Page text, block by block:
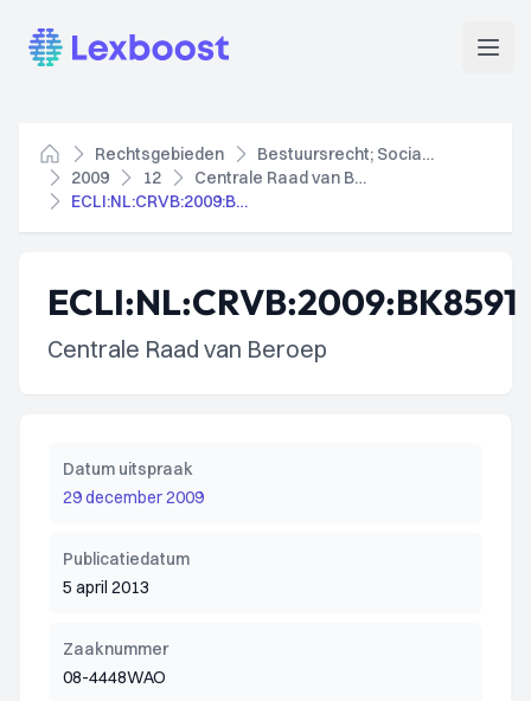
Lexboost
Home
Rechtsgebieden
Bestuursrecht; Socialezekerheidsrecht
2009
12
Centrale Raad van Beroep
ECLI:NL:CRVB:2009:BK8591
ECLI:NL:CRVB:2009:BK8591
Centrale Raad van Beroep
Datum uitspraak
29 december 2009
Publicatiedatum
5 april 2013
Zaaknummer
08-4448WAO